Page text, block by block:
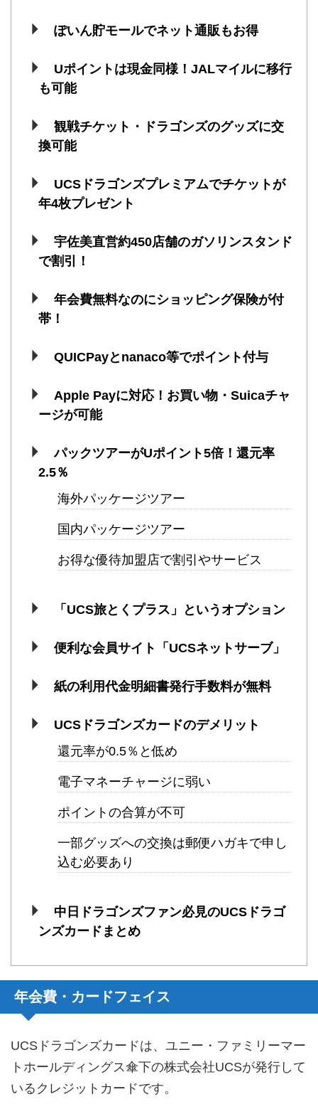
ぽいん貯モールでネット通販もお得
Uポイントは現金同様！JALマイルに移行
も可能
観戦チケット・ドラゴンズのグッズに交
換可能
UCSドラゴンズプレミアムでチケットが
年4枚プレゼント
宇佐美直営約450店舗のガソリンスタンド
で割引！
年会費無料なのにショッピング保険が付
帯！
QUICPayとnanaco等でポイント付与
Apple Payに対応！お買い物・Suicaチャ
ージが可能
パックツアーがUポイント5倍！還元率
2.5％
海外パッケージツアー
国内パッケージツアー
お得な優待加盟店で割引やサービス
「UCS旅とくプラス」というオプション
便利な会員サイト「UCSネットサーブ」
紙の利用代金明細書発行手数料が無料
UCSドラゴンズカードのデメリット
還元率が0.5％と低め
電子マネーチャージに弱い
ポイントの合算が不可
一部グッズへの交換は郵便ハガキで申し
込む必要あり
中日ドラゴンズファン必見のUCSドラゴ
ンズカードまとめ
年会費・カードフェイス
UCSドラゴンズカードは、ユニー・ファミリーマー
トホールディングス傘下の株式会社UCSが発行して
いるクレジットカードです。